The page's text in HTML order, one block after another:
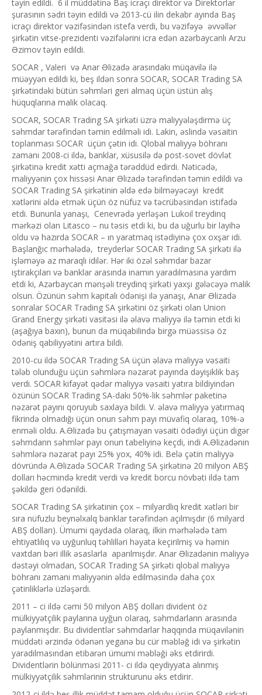
təyin edildi. 6 il müddətinə Baş icraçı direktor və Direktorlar
şurasının sədri təyin edildi və 2013-cü ilin dekabr ayında Baş
icraçı direktor vəzifəsindən istefa verdi, bu vəzifəyə əvvəllər
şirkətin vitse-prezidenti vəzifələrini icra edən azərbaycanlı Arzu
Əzimov təyin edildi.
SOCAR , Valeri və Anar Əlizadə arasındakı müqavilə ilə
müəyyən edildi ki, beş ildən sonra SOCAR, SOCAR Trading SA
şirkətindəki bütün səhmləri geri almaq üçün üstün alış
hüquqlarına malik olacaq.
SOCAR, SOCAR Trading SA şirkəti üzrə maliyyələşdirmə üç
səhmdar tərəfindən təmin edilməli idi. Lakin, əslində vəsaitin
toplanması SOCAR üçün çətin idi. Qlobal maliyyə böhranı
zamanı 2008-ci ildə, banklar, xüsusilə də post-sovet dövlət
şirkətinə kredit xətti açmağa tərəddüd edirdi. Nəticədə,
maliyyənin çox hissəsi Anar Əlizadə tərəfindən təmin edildi və
SOCAR Trading SA şirkətinin əldə edə bilməyəcəyi kredit
xətlərini əldə etmək üçün öz nüfuz və təcrübəsindən istifadə
etdi. Bununla yanaşı, Cenevrədə yerləşən Lukoil treydinq
mərkəzi olan Litasco – nu təsis etdi ki, bu da uğurlu bir layihə
oldu və hazırda SOCAR – ın yaratmaq istədiyinə çox oxşar idi.
Başlanğıc mərhələdə, treyderlər SOCAR Trading SA şirkəti ilə
işləməyə az maraqlı idilər. Hər iki özəl səhmdar bazar
iştirakçıları və banklar arasında inamın yaradılmasına yardım
etdi ki, Azərbaycan mənşəli treydinq şirkəti yaxşı gələcəyə malik
olsun. Özünün səhm kapitalı ödənişi ilə yanaşı, Anar Əlizadə
sonralar SOCAR Trading SA şirkətini öz şirkəti olan Union
Grand Energy şirkəti vasitəsi ilə əlavə maliyyə ilə təmin etdi ki
(aşağıya baxın), bunun da müqabilində birgə müəssisə öz
ödəniş qabiliyyətini artıra bildi.
2010-cu ildə SOCAR Trading SA üçün əlavə maliyyə vəsaiti
tələb olunduğu üçün səhmlərə nəzarət payında dəyişiklik baş
verdi. SOCAR kifayət qədər maliyyə vəsaiti yatıra bildiyindən
özünün SOCAR Trading SA-dakı 50%-lik səhmlər paketinə
nəzarət payını qoruyub saxlaya bildi. V. əlavə maliyyə yatırmaq
fikrində olmadığı üçün onun səhm payı müvafiq olaraq, 10%-ə
enməli oldu. A.Əlizadə bu çatışmayan vəsaiti ödədiyi üçün digər
səhmdarın səhmlər payı onun tabeliyinə keçdi, indi A.Əlizadənin
səhmlərə nəzarət payı 25% yox, 40% idi. Belə çətin maliyyə
dövründə A.Əlizadə SOCAR Trading SA şirkətinə 20 milyon ABŞ
dolları həcmində kredit verdi və kredit borcu növbəti ildə tam
şəkildə geri ödənildi.
SOCAR Trading SA şirkətinin çox – milyardlıq kredit xətləri bir
sıra nüfuzlu beynəlxalq banklar tərəfindən açılmışdır (6 milyard
ABŞ dolları). Ümumi qaydada olaraq, ilkin mərhələdə tam
ehtiyatlılıq və uyğunluq təhlilləri həyata keçirilmiş və həmin
vaxtdan bəri illik əsaslarla aparılmışdır. Anar Əlizadənin maliyyə
dəstəyi olmadan, SOCAR Trading SA şirkəti qlobal maliyyə
böhranı zamanı maliyyənin əldə edilməsində daha çox
çətinliklərlə üzləşərdi.
2011 – ci ildə cəmi 50 milyon ABŞ dolları divident öz
mülkiyyətçilik paylarına uyğun olaraq, səhmdarların arasında
paylanmışdır. Bu dividentlər səhmdarlar haqqında müqavilənin
müddəti ərzində ödənən yeganə bu cür məbləğ idi və şirkətin
yaradılmasından etibarən ümumi məbləği əks etdirirdi.
Dividentlərin bölünməsi 2011- ci ildə qeydiyyata alınmış
mülkiyyətçilik səhmlərinin strukturunu əks etdirir.